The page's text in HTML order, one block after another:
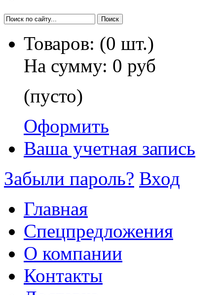
Товаров: (0 шт.)
На сумму: 0 руб
(пусто)
Оформить
Ваша учетная запись
Забыли пароль? Вход
Главная
Спецпредложения
О компании
Контакты